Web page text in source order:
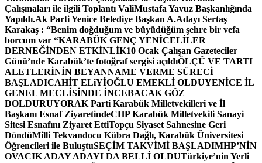
Çalışmaları ile ilgili Toplantı ValiMustafa Yavuz Başkanlığında
Yapıldı.Ak Parti Yenice Belediye Başkan A.Adayı Sertaş
Karakaş : “Benim doğduğum ve büyüdüğüm şehre bir vefa
borcum var “KARABÜK GENÇ YENİCELİLER
DERNEĞİNDEN ETKİNLİK10 Ocak Çalışan Gazeteciler
Günü’nde Karabük’te fotoğraf sergisi açıldıÖLÇÜ VE TARTI
ALETLERİNİN BEYANNAME VERME SÜRECİ
BAŞLADICAHİT ELiYİOĞLU EMEKLİ OLDUYENİCE İL
GENEL MECLİSİNDE İNCEBACAK GÖZ
DOLDURUYORAK Parti Karabük Milletvekilleri ve İl
Başkanı Esnaf ZiyaretindeCHP Karabük Milletvekili Sanayi
Sitesi Esnafını Ziyaret EttiTopçu Siyaset Sahnesine Geri
DöndüMilli Tekvandocu Kübra Dağlı, Karabük Üniversitesi
Öğrencileri ile BuluştuSEÇİM TAKVİMİ BAŞLADIMHP’NİN
OVACIK ADAY ADAYI DA BELLİ OLDUTürkiye’nin Yerli